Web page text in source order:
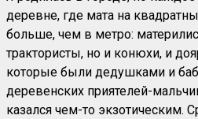
деревне, где мата на
больше, чем в метро:
трактористы, но и конюхи, и
которые были дедушками и
деревенских приятелей-
казался чем-то экзотическим.